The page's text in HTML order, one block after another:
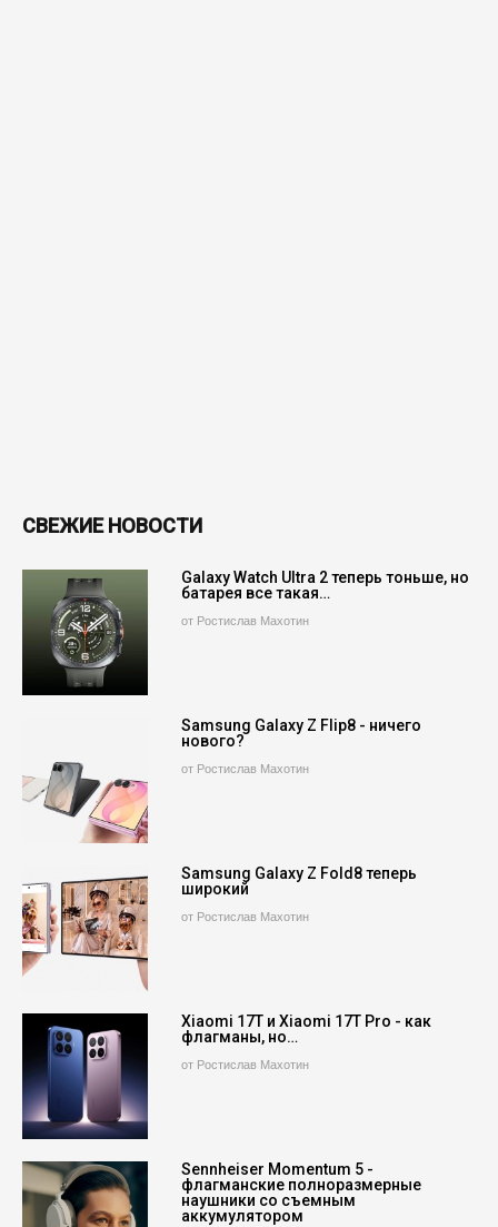
СВЕЖИЕ НОВОСТИ
Galaxy Watch Ultra 2 теперь тоньше, но
батарея все такая…
от Ростислав Махотин
Samsung Galaxy Z Flip8 - ничего
нового?
от Ростислав Махотин
Samsung Galaxy Z Fold8 теперь
широкий
от Ростислав Махотин
Xiaomi 17T и Xiaomi 17T Pro - как
флагманы, но…
от Ростислав Махотин
Sennheiser Momentum 5 -
флагманские полноразмерные
наушники со съемным
аккумулятором